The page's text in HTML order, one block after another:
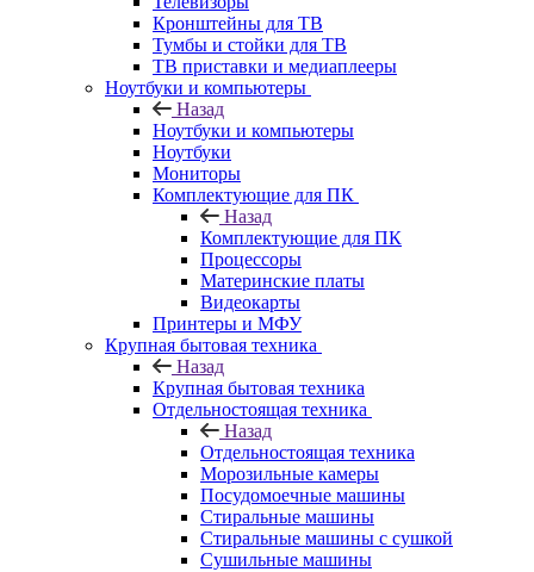
Кронштейны для ТВ
Тумбы и стойки для ТВ
ТВ приставки и медиаплееры
Ноутбуки и компьютеры
Назад
Ноутбуки и компьютеры
Ноутбуки
Мониторы
Комплектующие для ПК
Назад
Комплектующие для ПК
Процессоры
Материнские платы
Видеокарты
Принтеры и МФУ
Крупная бытовая техника
Назад
Крупная бытовая техника
Отдельностоящая техника
Назад
Отдельностоящая техника
Морозильные камеры
Посудомоечные машины
Стиральные машины
Стиральные машины с сушкой
Сушильные машины